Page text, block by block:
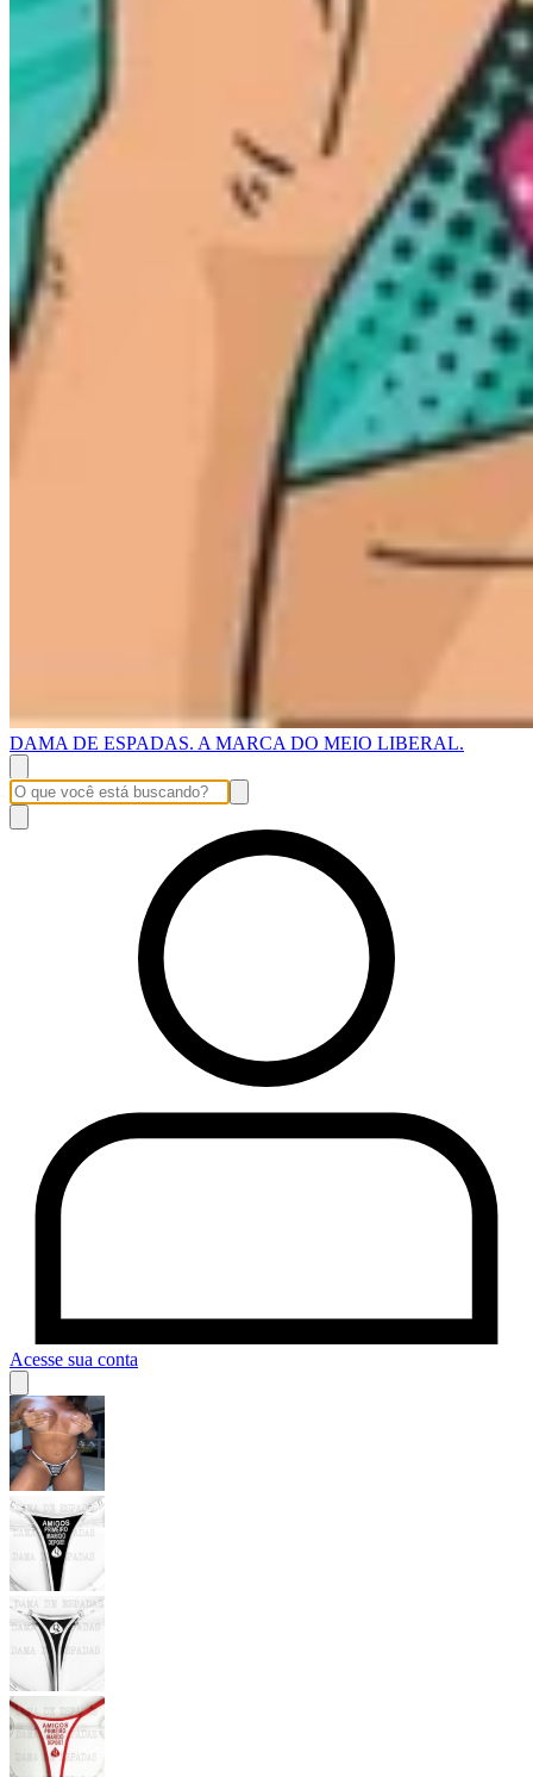
DAMA DE ESPADAS. A MARCA DO MEIO LIBERAL.
Acesse sua conta